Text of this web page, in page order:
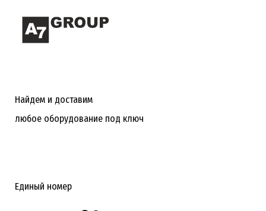
Найдем и доставим
любое оборудование под ключ
Единый номер